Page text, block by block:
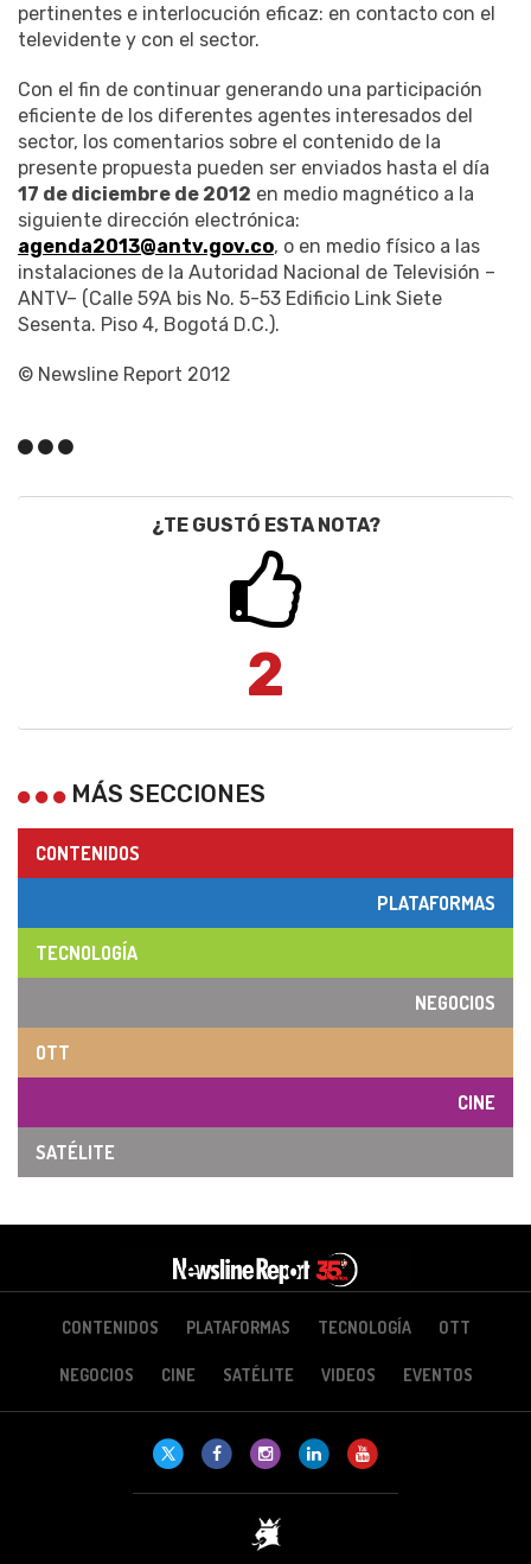
pertinentes e interlocución eficaz: en contacto con el
televidente y con el sector.
Con el fin de continuar generando una participación
eficiente de los diferentes agentes interesados del
sector, los comentarios sobre el contenido de la
presente propuesta pueden ser enviados hasta el día
17 de diciembre de 2012 en medio magnético a la
siguiente dirección electrónica:
agenda2013@antv.gov.co, o en medio físico a las
instalaciones de la Autoridad Nacional de Televisión –
ANTV– (Calle 59A bis No. 5-53 Edificio Link Siete
Sesenta. Piso 4, Bogotá D.C.).
© Newsline Report 2012
¿TE GUSTÓ ESTA NOTA?
2
MÁS SECCIONES
CONTENIDOS
PLATAFORMAS
TECNOLOGÍA
NEGOCIOS
OTT
CINE
SATÉLITE
CONTENIDOS PLATAFORMAS TECNOLOGÍA OTT
NEGOCIOS CINE SATÉLITE VIDEOS EVENTOS